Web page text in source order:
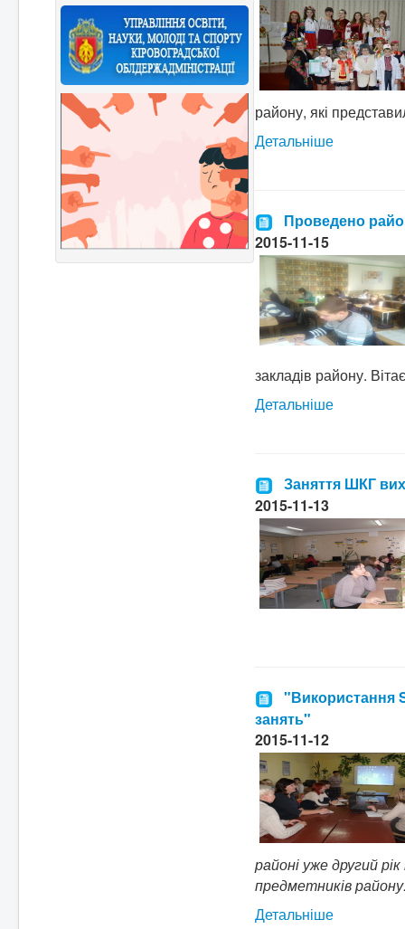
району, які
Детальніше
Проведено
2015-11-15
закладів району.
Детальніше
Заняття ШКГ
2015-11-13
"Використання
занять"
2015-11-12
районі уже другий
предметників
Детальніше